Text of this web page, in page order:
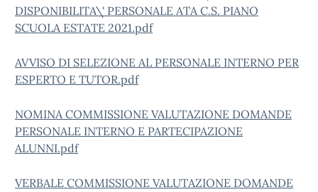
DISPONIBILITA\' PERSONALE ATA C.S. PIANO
SCUOLA ESTATE 2021.pdf
AVVISO DI SELEZIONE AL PERSONALE INTERNO PER
ESPERTO E TUTOR.pdf
NOMINA COMMISSIONE VALUTAZIONE DOMANDE
PERSONALE INTERNO E PARTECIPAZIONE
ALUNNI.pdf
VERBALE COMMISSIONE VALUTAZIONE DOMANDE